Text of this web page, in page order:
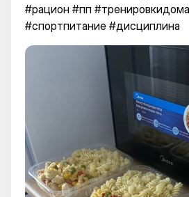
#рацион #пп
#спортпитание #дисциплина